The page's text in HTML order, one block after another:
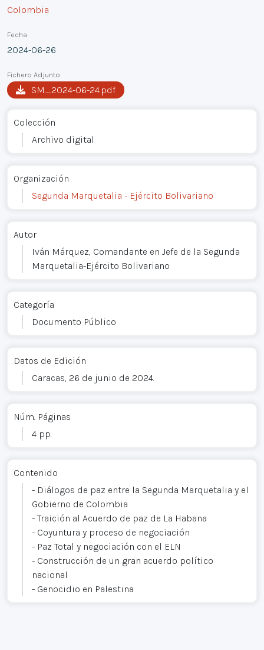
Colombia
Fecha
2024-06-26
Fichero Adjunto
SM_2024-06-24.pdf
Colección
Archivo digital
Organización
Segunda Marquetalia - Ejército Bolivariano
Autor
Iván Márquez, Comandante en Jefe de la Segunda
Marquetalia-Ejército Bolivariano
Categoría
Documento Público
Datos de Edición
Caracas, 26 de junio de 2024.
Núm. Páginas
4 pp.
Contenido
- Diálogos de paz entre la Segunda Marquetalia y el
Gobierno de Colombia
- Traición al Acuerdo de paz de La Habana
- Coyuntura y proceso de negociación
- Paz Total y negociación con el ELN
- Construcción de un gran acuerdo político
nacional
- Genocidio en Palestina